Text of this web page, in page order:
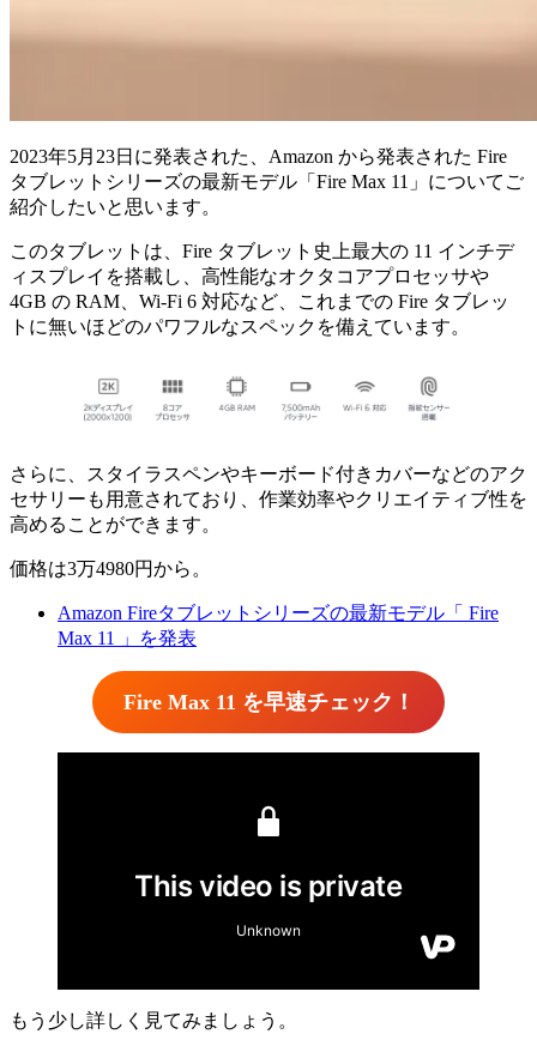
2023年5月23日に発表された、Amazon から発表された Fire
タブレットシリーズの最新モデル「Fire Max 11」についてご
紹介したいと思います。
このタブレットは、Fire タブレット史上最大の 11 インチデ
ィスプレイを搭載し、高性能なオクタコアプロセッサや
4GB の RAM、Wi-Fi 6 対応など、これまでの Fire タブレッ
トに無いほどのパワフルなスペックを備えています。
さらに、スタイラスペンやキーボード付きカバーなどのアク
セサリーも用意されており、作業効率やクリエイティブ性を
高めることができます。
価格は3万4980円から。
Amazon Fireタブレットシリーズの最新モデル「 Fire
Max 11 」を発表
Fire Max 11 を早速チェック！
もう少し詳しく見てみましょう。